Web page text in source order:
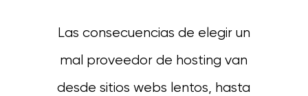
Las consecuencias de elegir un
mal proveedor de hosting van
desde sitios webs lentos, hasta